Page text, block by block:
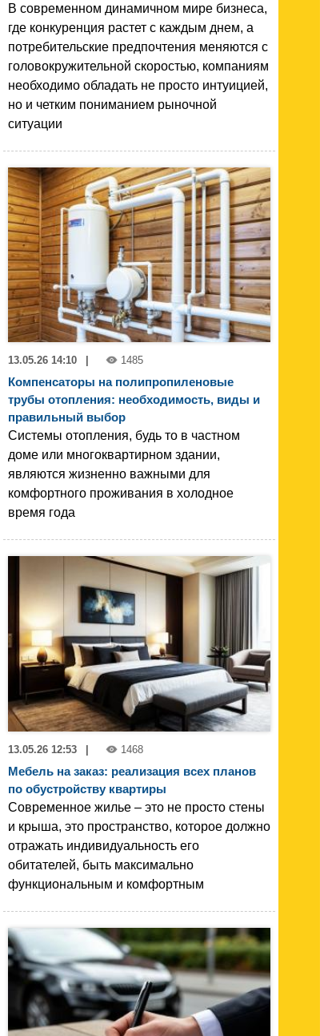
В современном динамичном мире бизнеса,
где конкуренция растет с каждым днем, а
потребительские предпочтения меняются с
головокружительной скоростью, компаниям
необходимо обладать не просто интуицией,
но и четким пониманием рыночной
ситуации
13.05.26 14:10 1485
Компенсаторы на полипропиленовые
трубы отопления: необходимость, виды и
правильный выбор
Системы отопления, будь то в частном
доме или многоквартирном здании,
являются жизненно важными для
комфортного проживания в холодное
время года
13.05.26 12:53 1468
Мебель на заказ: реализация всех планов
по обустройству квартиры
Современное жилье – это не просто стены
и крыша, это пространство, которое должно
отражать индивидуальность его
обитателей, быть максимально
функциональным и комфортным